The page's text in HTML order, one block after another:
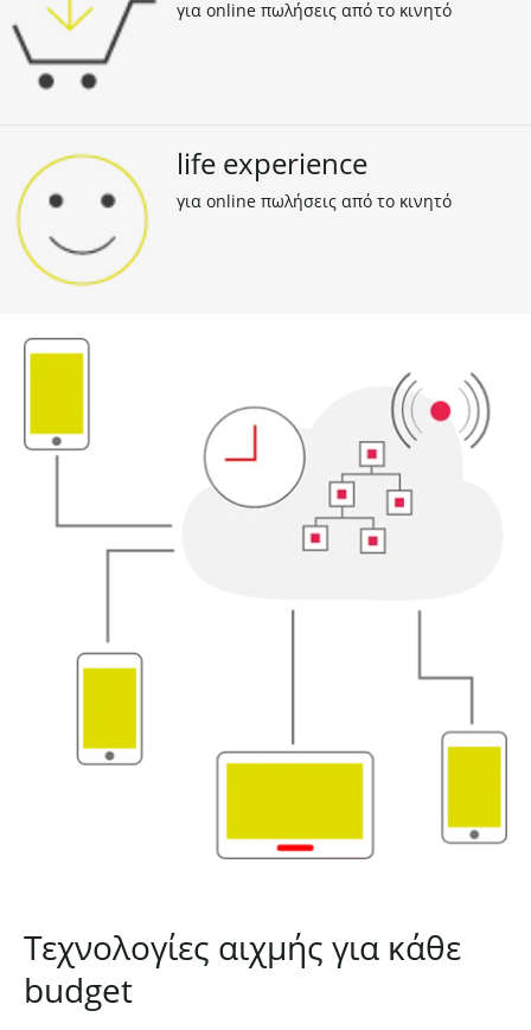
για online πωλήσεις από το κινητό
life experience
για online πωλήσεις από το κινητό
Τεχνολογίες αιχμής για κάθε
budget